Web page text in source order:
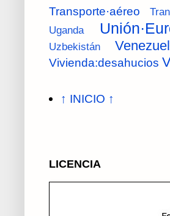
Transporte·aéreo
Uganda
Uzbekistán
Vivienda:desahucios
↑ INICIO ↑
LICENCIA